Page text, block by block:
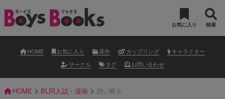
お気に入り 検索
HOME お気に入り 原作 カップリング
キャラクター
サークル
タグ お問い合わせ
HOME > BL同人誌・漫画 > 碧い帳を